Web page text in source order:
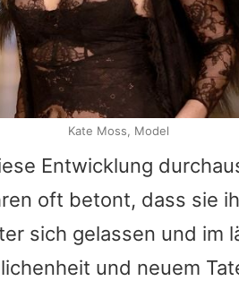
Entwicklung
oft betont, dass sie
sich gelassen und im
und neuem
Kate Moss, Model